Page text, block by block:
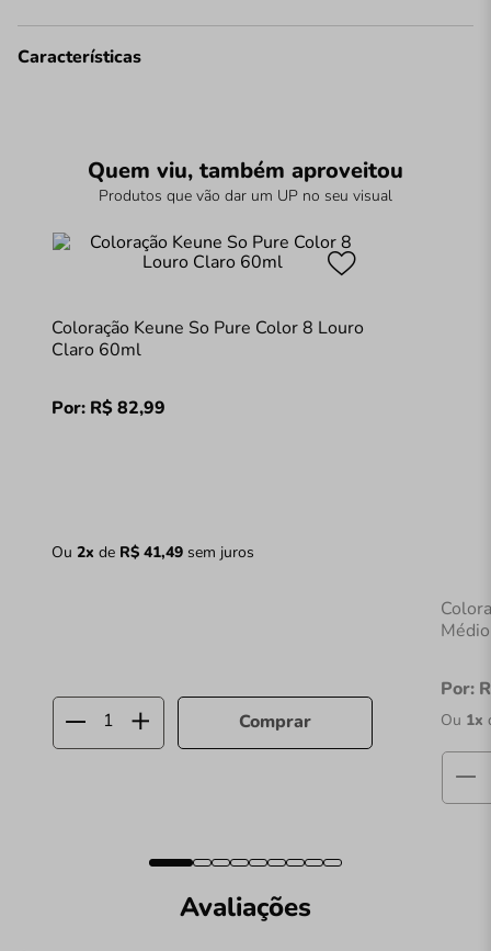
Características
Quem viu, também aproveitou
Produtos que vão dar um UP no seu visual
Coloração Keune So Pure Color 8 Louro
Claro 60ml
Por: R$82,99
Ou 2x de R$ 41,49sem juros
Comprar
Por:
Ou 1x
Avaliações